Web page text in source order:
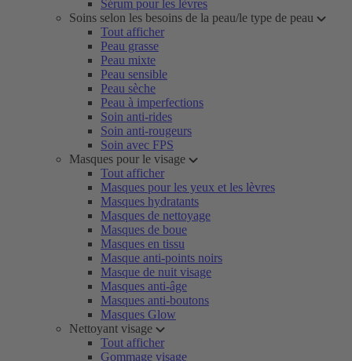
Sérum pour les lèvres
Soins selon les besoins de la peau/le type de peau
Tout afficher
Peau grasse
Peau mixte
Peau sensible
Peau sèche
Peau à imperfections
Soin anti-rides
Soin anti-rougeurs
Soin avec FPS
Masques pour le visage
Tout afficher
Masques pour les yeux et les lèvres
Masques hydratants
Masques de nettoyage
Masques de boue
Masques en tissu
Masque anti-points noirs
Masque de nuit visage
Masques anti-âge
Masques anti-boutons
Masques Glow
Nettoyant visage
Tout afficher
Gommage visage